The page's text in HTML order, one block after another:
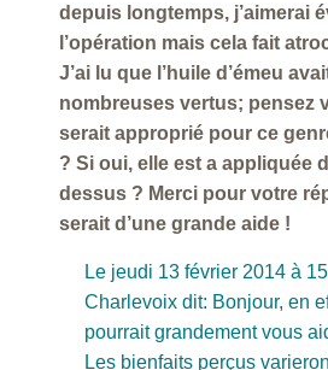
depuis longtemps, j’aimerai
l’opération mais cela fait
J’ai lu que l’huile d’émeu
nombreuses vertus; pensez
serait approprié pour ce
? Si oui, elle est a appliquée
dessus ? Merci pour votre
serait d’une grande aide !
Le jeudi 13 février 2014 à
Charlevoix dit: Bonjour, en
pourrait grandement vous
Les bienfaits perçus